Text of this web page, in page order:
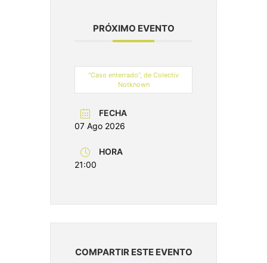
PRÓXIMO EVENTO
“Caso enterrado”, de Colectiv
Notknown
FECHA
07 Ago 2026
HORA
21:00
COMPARTIR ESTE EVENTO